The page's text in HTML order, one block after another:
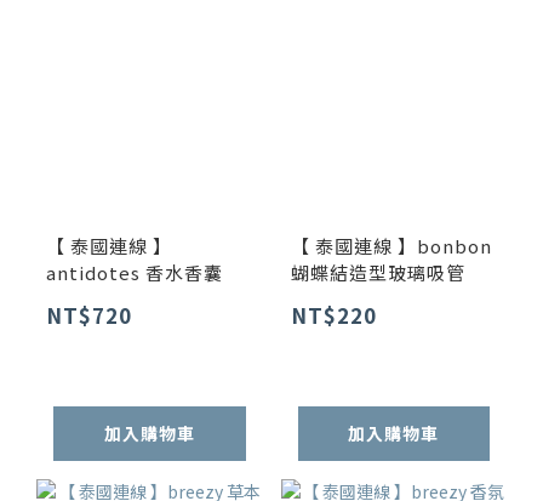
【 泰國連線 】
antidotes 香水香囊
NT$720
加入購物車
【 泰國連線 】bonbon
蝴蝶結造型玻璃吸管
NT$220
加入購物車